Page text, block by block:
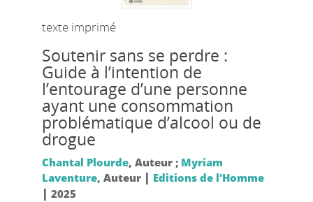
texte imprimé
Soutenir sans se perdre :
Guide à l’intention de
l’entourage d’une personne
ayant une consommation
problématique d’alcool ou de
drogue
Chantal Plourde, Auteur ; Myriam
Laventure, Auteur | Editions de l'Homme
| 2025